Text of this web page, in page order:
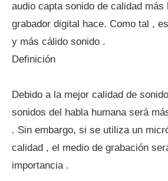
audio capta sonido de calidad más
grabador digital hace. Como tal ,
y más cálido sonido .
Definición
Debido a la mejor calidad de
sonidos del habla humana será
. Sin embargo, si se utiliza un
calidad , el medio de grabación
importancia .